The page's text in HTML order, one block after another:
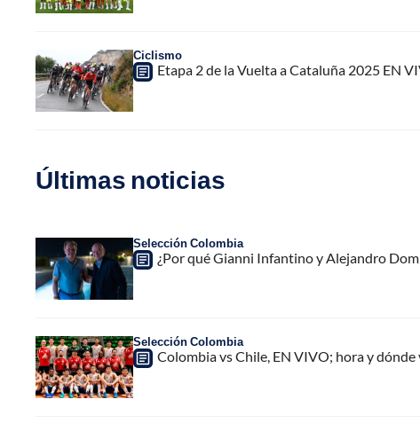
Ciclismo
Etapa 2 de la Vuelta a Cataluña 2025 EN
Últimas noticias
Selección Colombia
¿Por qué Gianni Infantino y Alejandro
Selección Colombia
Colombia vs Chile, EN VIVO; hora y